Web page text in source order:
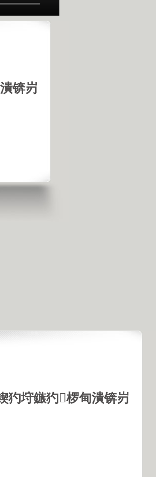
犳垨鏃犳椤甸潰锛岃
锛岃